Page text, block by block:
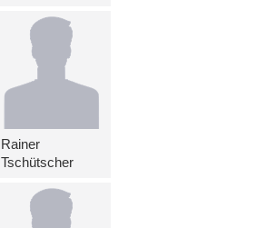
Rainer
Tschütscher